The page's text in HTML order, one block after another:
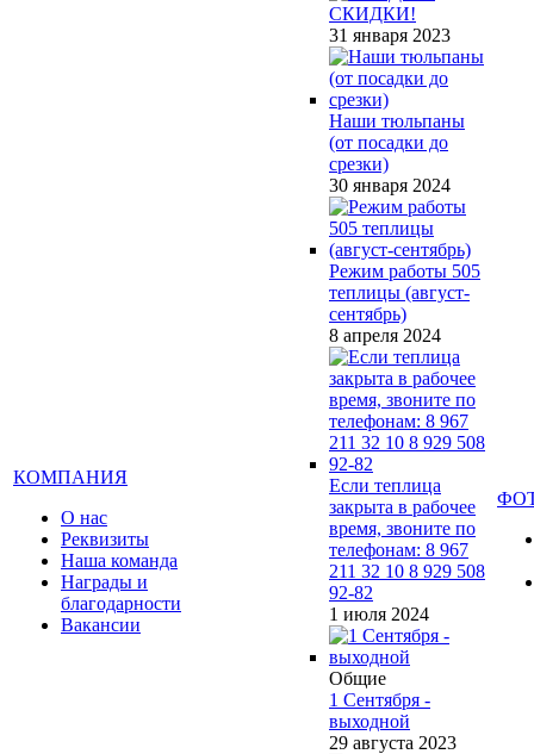
КОМПАНИЯ
О нас
Реквизиты
Наша команда
Награды и
благодарности
Вакансии
СКИДКИ!
31 января 2023
Наши тюльпаны
(от посадки до
срезки)
30 января 2024
Режим работы 505
теплицы (август-
сентябрь)
8 апреля 2024
Если теплица
закрыта в рабочее
время, звоните по
телефонам: 8 967
211 32 10 8 929 508
92-82
1 июля 2024
Общие
1 Сентября -
выходной
29 августа 2023